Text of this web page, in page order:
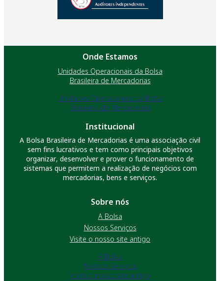
Onde Estamos
Unidades Operacionais da Bolsa
Brasileira de Mercadorias
Unidades Operacionais da Bolsa
Brasileira de Mercadorias
Institucional
A Bolsa Brasileira de Mercadorias é uma associação civil
sem fins lucrativos e tem como principais objetivos
organizar, desenvolver e prover o funcionamento de
sistemas que permitem a realização de negócios com
mercadorias, bens e serviços.
Sobre nós
A Bolsa
Nossos Serviços
Visite o nosso site antigo
A Bolsa
Nossos Serviços
Visite o nosso site antigo